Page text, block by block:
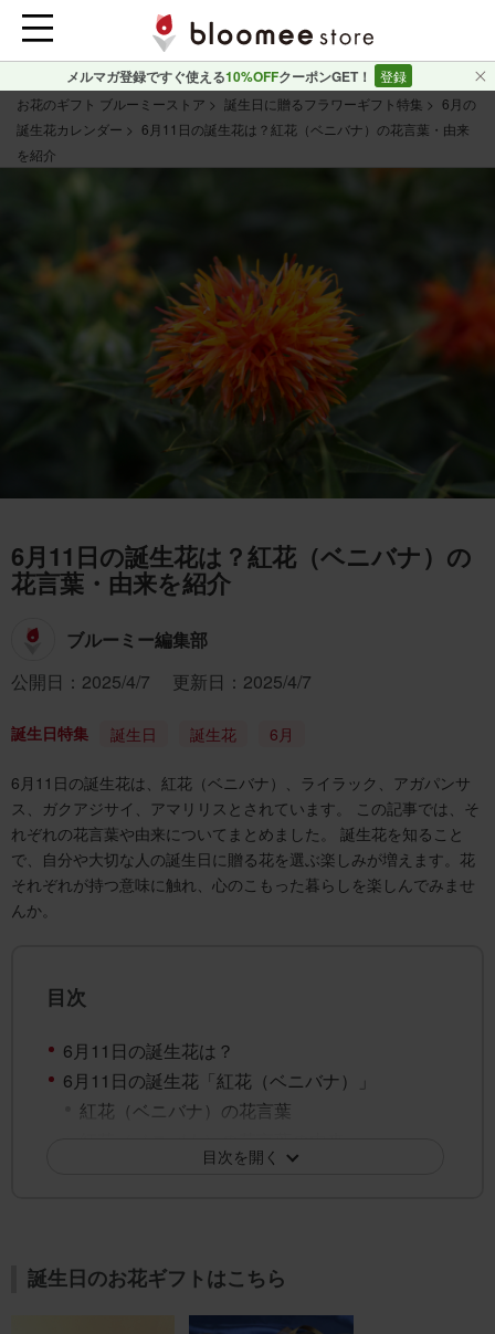
メルマガ登録ですぐ使える10%OFFクーポンGET！
登録
お花のギフト ブルーミーストア
誕生日に贈るフラワーギフト特集
6月の
誕生花カレンダー
6月11日の誕生花は？紅花（ベニバナ）の花言葉・由来
を紹介
6月11日の誕生花は？紅花（ベニバナ）の
花言葉・由来を紹介
ブルーミー編集部
公開日：2025/4/7
更新日：2025/4/7
誕生日特集 誕生日 誕生花 6月
6月11日の誕生花は、紅花（ベニバナ）、ライラック、アガパンサ
ス、ガクアジサイ、アマリリスとされています。 この記事では、そ
れぞれの花言葉や由来についてまとめました。 誕生花を知ること
で、自分や大切な人の誕生日に贈る花を選ぶ楽しみが増えます。花
それぞれが持つ意味に触れ、心のこもった暮らしを楽しんでみませ
んか。
目次
目次を開く
6月11日の誕生花は？
6月11日の誕生花「紅花（ベニバナ）」
紅花（ベニバナ）の花言葉
6月11日の誕生花「ライラック」
アガパンサスの花言葉
アガパンサスの花言葉の由来
誕生日のお花ギフトはこちら